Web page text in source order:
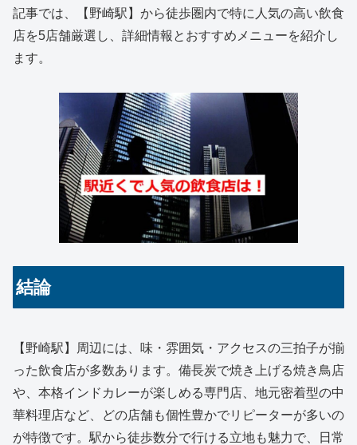
記事では、【野崎駅】から徒歩圏内で特に人気の高い飲食
店を5店舗厳選し、詳細情報とおすすめメニューを紹介し
ます。
結論
【野崎駅】周辺には、味・雰囲気・アクセスの三拍子が揃
った飲食店が多数あります。備長炭で焼き上げる焼き鳥店
や、本格インドカレーが楽しめる専門店、地元密着型の中
華料理店など、どの店舗も個性豊かでリピーターが多いの
が特徴です。駅から徒歩数分で行ける立地も魅力で、日常